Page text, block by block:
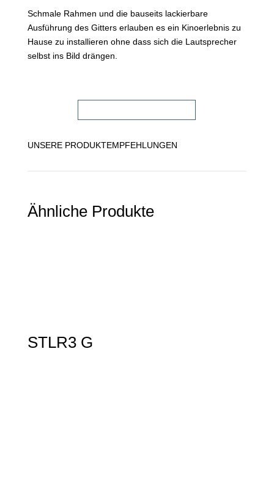
Schmale Rahmen und die bauseits lackierbare
Ausführung des Gitters erlauben es ein Kinoerlebnis zu
Hause zu installieren ohne dass sich die Lautsprecher
selbst ins Bild drängen.
UNSERE PRODUKTEMPFEHLUNGEN
Ähnliche Produkte
STLR3 G